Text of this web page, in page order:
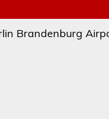
Brandenburg